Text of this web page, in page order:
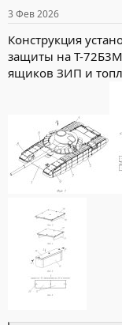
3 Фев 2026
Конструкция
защиты на Т-
ящиков ЗИП и